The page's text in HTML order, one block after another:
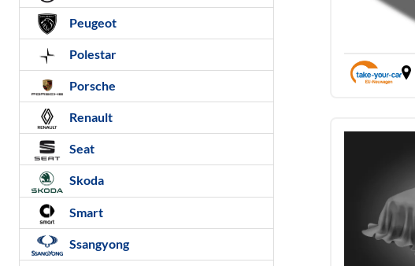
Peugeot
Polestar
Porsche
Renault
Seat
Skoda
Smart
Ssangyong